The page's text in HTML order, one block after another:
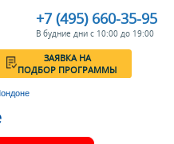
+7 (495) 660-35-95
В будние дни с 10:00 до 19:00
ЗАЯВКА НА
ПОДБОР ПРОГРАММЫ